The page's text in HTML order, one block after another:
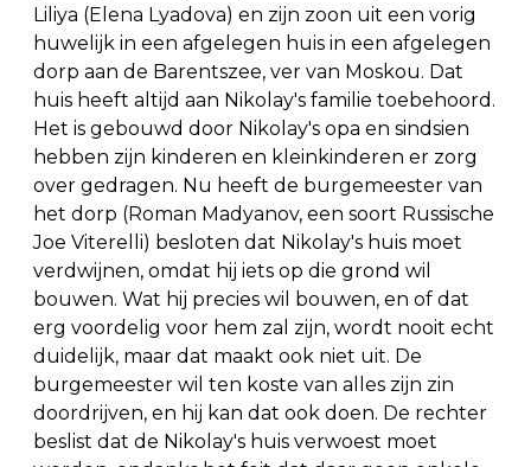
Liliya (Elena Lyadova) en zijn zoon uit een vorig
huwelijk in een afgelegen huis in een afgelegen
dorp aan de Barentszee, ver van Moskou. Dat
huis heeft altijd aan Nikolay's familie toebehoord.
Het is gebouwd door Nikolay's opa en sindsien
hebben zijn kinderen en kleinkinderen er zorg
over gedragen. Nu heeft de burgemeester van
het dorp (Roman Madyanov, een soort Russische
Joe Viterelli) besloten dat Nikolay's huis moet
verdwijnen, omdat hij iets op die grond wil
bouwen. Wat hij precies wil bouwen, en of dat
erg voordelig voor hem zal zijn, wordt nooit echt
duidelijk, maar dat maakt ook niet uit. De
burgemeester wil ten koste van alles zijn zin
doordrijven, en hij kan dat ook doen. De rechter
beslist dat de Nikolay's huis verwoest moet